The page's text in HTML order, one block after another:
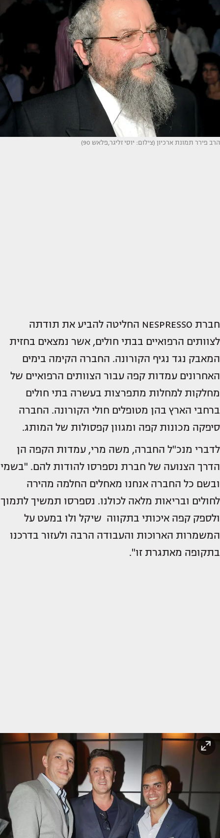
הרב פירר תמונת ארכיון (צילום: יוסי זליגר,פלאש 90)
חברת NESPRESSO החליטה להביע את תודתה
לצוותים הרפואיים בבתי חולים, אשר נמצאים בחזית
המאבק נגד נגיף הקורונה. החברה הקימה בימים
האחרונים עמדות קפה עבור הצוותים הרפואיים של
מחלקות למחלות מתפרצות בעשרה בתי חולים
ברחבי הארץ בהן מטופלים חולי הקורונה. החברה
סיפקה מכונות קפה ומגוון קפסולות של המותג.
לדברי מנכ"ל החברה, משה מרי, עמדות הקפה הן
הדרך הצנועה של חברת נספרסו להודות להם. "בשמי
ובשם כל החברה אנחנו מאחלים החלמה מהירה
לחולים ובריאות מלאה לכולנו. נספרסו תמשיך לתמוך
ולספק קפה איכותי בתקווה שיקל ולו במעט על
המשמרות הארוכות והעבודה הרבה ולעזור בדרכנו
בתקופה מאתגרת זו".